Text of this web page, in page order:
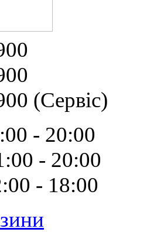
(Сервіс)
- 20:00
- 20:00
- 18:00